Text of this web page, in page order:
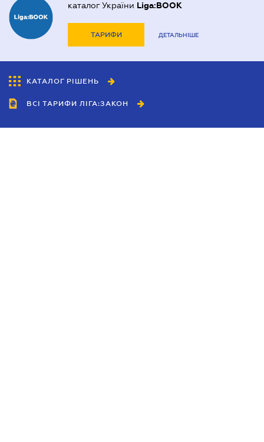
каталог України Liga:BOOK
ТАРИФИ ДЕТАЛЬНІШЕ
КАТАЛОГ РІШЕНЬ
ВСІ ТАРИФИ ЛІГА:ЗАКОН